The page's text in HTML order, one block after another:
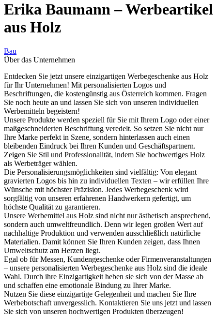
Erika Baumann – Werbeartikel
aus Holz
Bau
Über das Unternehmen
Entdecken Sie jetzt unsere einzigartigen Werbegeschenke aus Holz
für Ihr Unternehmen! Mit personalisierten Logos und
Beschriftungen, die kostengünstig aus Österreich kommen. Fragen
Sie noch heute an und lassen Sie sich von unseren individuellen
Werbemitteln begeistern!
Unsere Produkte werden speziell für Sie mit Ihrem Logo oder einer
maßgeschneiderten Beschriftung veredelt. So setzen Sie nicht nur
Ihre Marke perfekt in Szene, sondern hinterlassen auch einen
bleibenden Eindruck bei Ihren Kunden und Geschäftspartnern.
Zeigen Sie Stil und Professionalität, indem Sie hochwertiges Holz
als Werbeträger wählen.
Die Personalisierungsmöglichkeiten sind vielfältig: Von elegant
gravierten Logos bis hin zu individuellen Texten – wir erfüllen Ihre
Wünsche mit höchster Präzision. Jedes Werbegeschenk wird
sorgfältig von unseren erfahrenen Handwerkern gefertigt, um
höchste Qualität zu garantieren.
Unsere Werbemittel aus Holz sind nicht nur ästhetisch ansprechend,
sondern auch umweltfreundlich. Denn wir legen großen Wert auf
nachhaltige Produktion und verwenden ausschließlich natürliche
Materialien. Damit können Sie Ihren Kunden zeigen, dass Ihnen
Umweltschutz am Herzen liegt.
Egal ob für Messen, Kundengeschenke oder Firmenveranstaltungen
– unsere personalisierten Werbegeschenke aus Holz sind die ideale
Wahl. Durch ihre Einzigartigkeit heben sie sich von der Masse ab
und schaffen eine emotionale Bindung zu Ihrer Marke.
Nutzen Sie diese einzigartige Gelegenheit und machen Sie Ihre
Werbebotschaft unvergesslich. Kontaktieren Sie uns jetzt und lassen
Sie sich von unseren hochwertigen Produkten überzeugen!